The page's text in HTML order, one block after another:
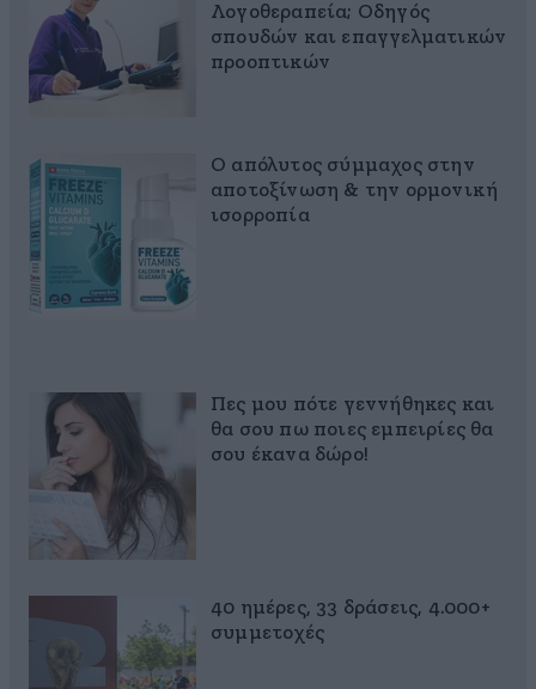
Λογοθεραπεία; Οδηγός
σπουδών και επαγγελματικών
προοπτικών
Ο απόλυτος σύμμαχος στην
αποτοξίνωση & την ορμονική
ισορροπία
Πες μου πότε γεννήθηκες και
θα σου πω ποιες εμπειρίες θα
σου έκανα δώρο!
40 ημέρες, 33 δράσεις, 4.000+
συμμετοχές